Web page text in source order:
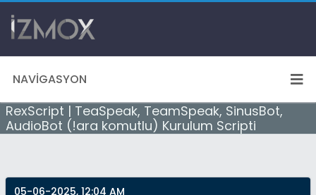
NAVIGASYON
RexScript | TeaSpeak, TeamSpeak, SinusBot,
AudioBot (!ara komutlu) Kurulum Scripti
05-06-2025, 12:04 AM